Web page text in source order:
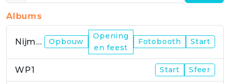
Albums
Nijmegen Opbouw
Opening
en feest
Fotobooth Start
WP1 Start Sfeer